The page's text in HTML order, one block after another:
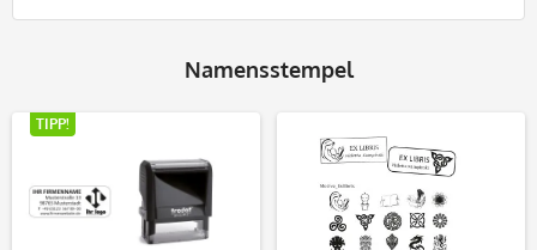
Namensstempel
TIPP!